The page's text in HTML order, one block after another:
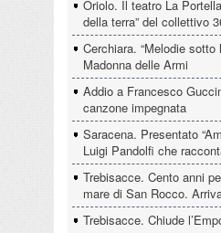
Oriolo. Il teatro La
della terra” del collettivo
Cerchiara. “Melodie
Madonna delle Armi
Addio a Francesco
canzone impegnata
Saracena. Presentato
Luigi Pandolfi che
Trebisacce. Cento anni
mare di San Rocco.
Trebisacce. Chiude